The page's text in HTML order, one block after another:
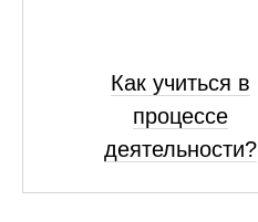
Как учиться в
процессе
деятельности?